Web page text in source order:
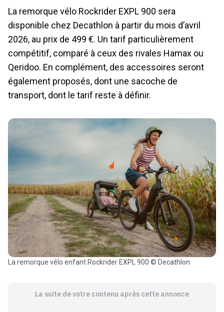
La remorque vélo Rockrider EXPL 900 sera
disponible chez Decathlon à partir du mois d’avril
2026, au prix de 499 €. Un tarif particulièrement
compétitif, comparé à ceux des rivales Hamax ou
Qeridoo. En complément, des accessoires seront
également proposés, dont une sacoche de
transport, dont le tarif reste à définir.
La remorque vélo enfant Rockrider EXPL 900 © Decathlon
La suite de votre contenu après cette annonce